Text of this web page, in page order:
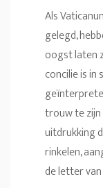
Als
gelegd,
oogst laten
concilie is
trouw te zijn
uitdrukking
rinkelen,
de letter